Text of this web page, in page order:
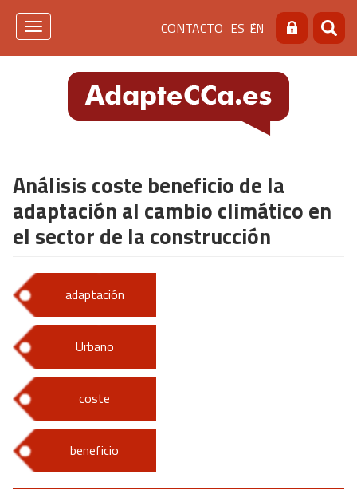
Pasar
Menú
de
cabecera
[contacto]
CONTACTO ES EN Buscar
Toggle
Análisis coste beneficio de la
adaptación al cambio climático en
el sector de la construcción
adaptación
Urbano
coste
beneficio